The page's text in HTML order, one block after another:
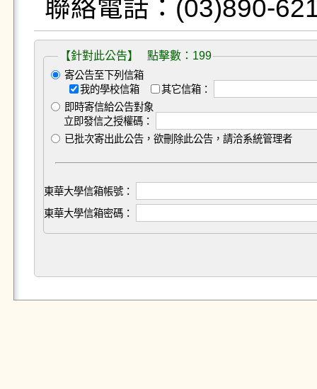
【針對此公告】 點擊數：199
寄公告至下列信箱
我的學校信箱
其它信箱：
即時寄信給公告對象
立即發信之授權碼：
已批次寄出此公告，欲刪除此公告，請洽系統管理者
東華大學信箱帳號：
東華大學信箱密碼：